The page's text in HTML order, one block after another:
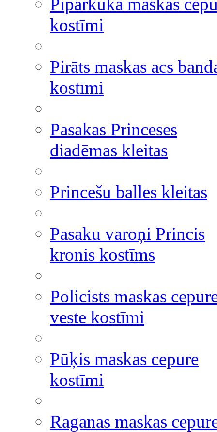
Piparkūka maskas
kostīmi
Pirāts maskas acs
kostīmi
Pasakas Princeses
diadēmas kleitas
Princešu balles kleitas
Pasaku varoņi Princis
kronis kostīms
Policists maskas
veste kostīmi
Pūķis maskas cepure
kostīmi
Raganas maskas